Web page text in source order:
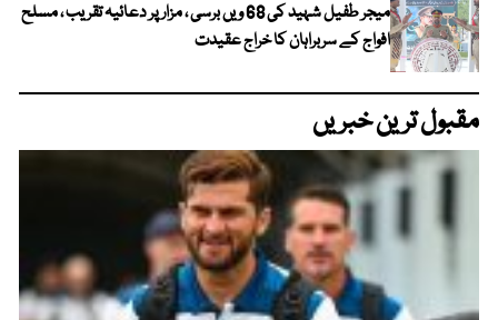
میجر طفیل شہید کی 68 ویں برسی ، مزار پر دعائیہ تقریب ، مسلح
افواج کے سربراہان کا خراج عقیدت
مقبول ترین خبریں